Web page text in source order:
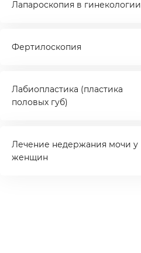
Лапароскопия в гинекологии
Фертилоскопия
Лабиопластика (пластика
половых губ)
Лечение недержания мочи у
женщин